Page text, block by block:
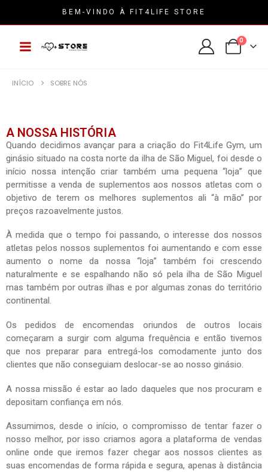
BEM-VINDO À FIT4LIFE STORE
0
INÍCIO SOBRE NÓS
A NOSSA HISTÓRIA
Quando decidimos avançar para a criação do Fit4Life Gym, um
ginásio situado na costa norte da ilha de São Miguel, foi desde o
início nossa intenção criar também uma pequena “loja” que
permitisse a venda de suplementos aos nossos atletas com o
objetivo de terem os melhores suplementos ali “à mão” por
preços razoavelmente justos.
À medida que o tempo foi passando, o interesse dos nossos
atletas pelos nossos suplementos foi aumentando e com esse
aumento o nome da nossa “loja” também foi crescendo
naturalmente e se espalhando não só pela ilha de São Miguel
mas também por outras ilhas e por algumas zonas do território
continental.
Os pedidos de encomendas oriundos de outros locais
começaram a surgir com alguma frequência e então tivemos
que nos preparar para entregá-los comodamente junto dos
clientes que não conseguiam deslocar-se ao nosso ginásio.
A nossa missão é estar ao lado daqueles que nos procuram e
depositam confiança em nós.
Assumimos, desde o início, o compromisso de tentar fazer o
nosso melhor, por isso criamos agora a plataforma de vendas
online onde que iremos fazer chegar aos nossos clientes as
suas encomendas de forma rápida e segura, apenas à distância